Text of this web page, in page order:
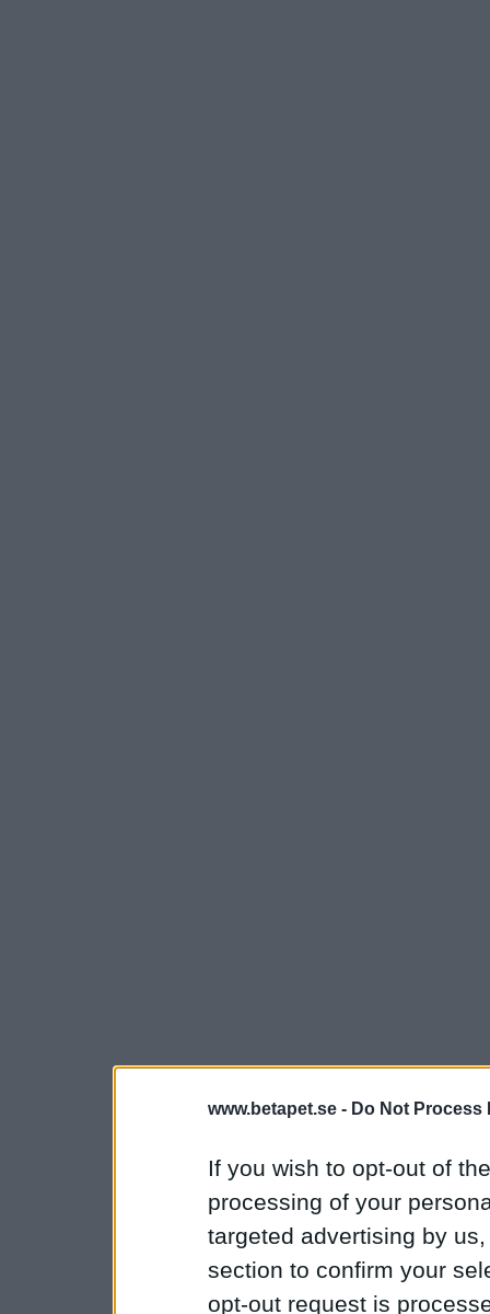
www.betapet.se - Do Not Process
If you wish to opt-out of
processing of your
targeted advertising by
section to confirm your
opt-out request is